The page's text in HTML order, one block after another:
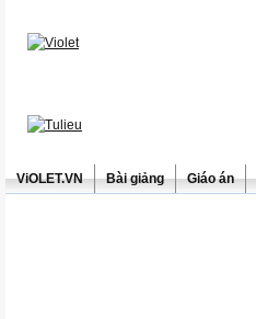
ViOLET.VN Bài giảng Giáo án